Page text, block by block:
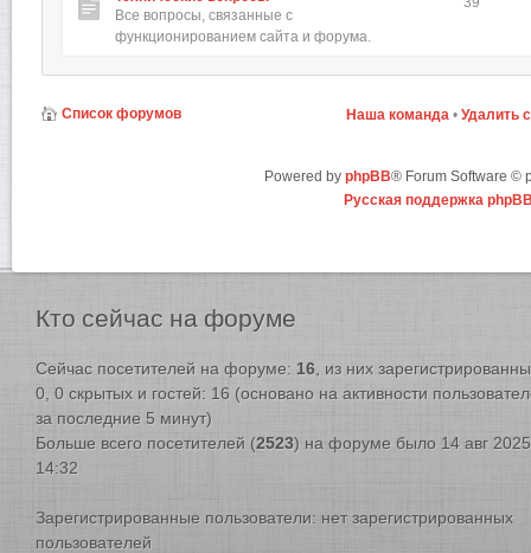
Все вопросы, связанные с
функционированием сайта и форума.
Список форумов Наша команда • Удалить
Powered by phpBB® Forum Software ©
Русская поддержка
Кто сейчас на форуме
Сейчас посетителей на форуме: 16 , из них
0, 0 скрытых и гостей: 16 (основано на активности
за последние 5 минут)
Больше всего посетителей (2523) на форуме было 14 авг
14:32
Зарегистрированные пользователи: нет зарегистрированных
пользователей